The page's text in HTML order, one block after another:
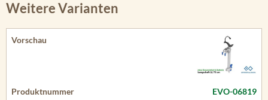
Weitere Varianten
EVO-06819